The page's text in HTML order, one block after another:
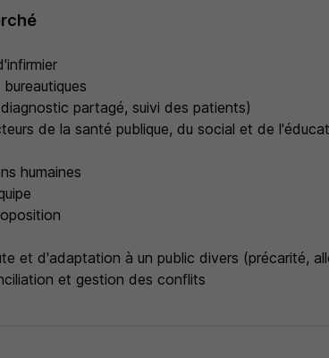
partagé, suivi des patients)
de la santé publique, du social et de
humaines
et d'adaptation à un public divers (précarité,
et gestion des conflits